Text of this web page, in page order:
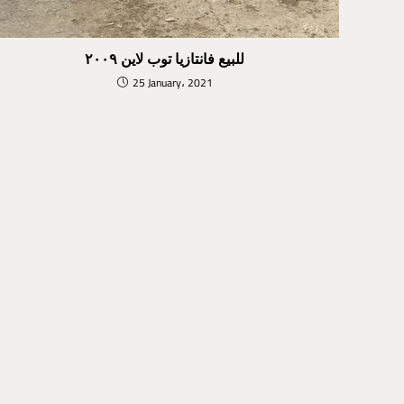
للبيع فانتازيا توب لاين ٢٠٠٩
25 January، 2021